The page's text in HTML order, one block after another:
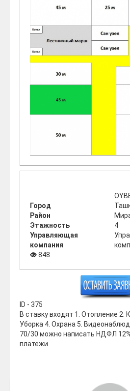
Город
Район
Этажность
4
Управляющая
компания
848
ID - 375
В ставку входят 1. Отопление 2.
Уборка 4. Охрана 5.
70/30 можно написать НДФЛ
платежи